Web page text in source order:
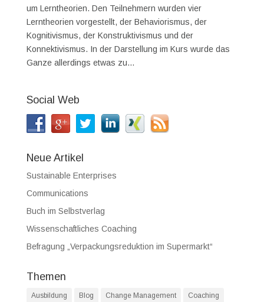
um Lerntheorien. Den Teilnehmern wurden vier
Lerntheorien vorgestellt, der Behaviorismus, der
Kognitivismus, der Konstruktivismus und der
Konnektivismus. In der Darstellung im Kurs wurde das
Ganze allerdings etwas zu...
Social Web
Neue Artikel
Sustainable Enterprises
Communications
Buch im Selbstverlag
Wissenschaftliches Coaching
Befragung „Verpackungsreduktion im Supermarkt“
Themen
Ausbildung Blog Change Management Coaching